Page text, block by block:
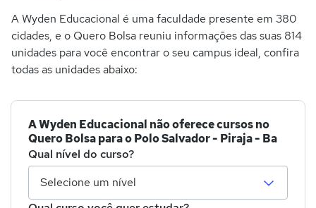
A Wyden Educacional é uma faculdade presente em 380
cidades, e o Quero Bolsa reuniu informações das suas 814
unidades para você encontrar o seu campus ideal, confira
todas as unidades abaixo:
A Wyden Educacional não oferece cursos no
Quero Bolsa para o Polo Salvador - Piraja - Ba
Qual nível do curso?